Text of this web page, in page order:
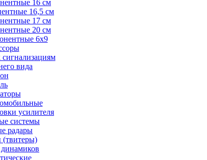
16 см
16,5 см
17 см
20 см
6х9
вида
усилителя
системы
радары